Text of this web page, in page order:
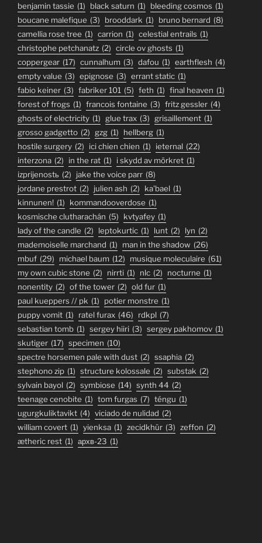
benjamin tassie (1) black saturn (1) bleeding cosmos (1)
boucane malefique (3) brooddark (1) bruno bernard (8)
camellia rose tree (1) carrion (1) celestial entrails (1)
christophe petchanatz (2) circle ov ghosts (1)
coppergear (17) cunnalhum (3) dafou (1) earthflesh (4)
empty value (3) epignose (3) errant static (1)
fabio keiner (3) fabriker 101 (5) feth (1) final heaven (1)
forest of frogs (1) francois fontaine (3) fritz gessler (4)
ghosts of electricity (1) glue trax (3) grisaillement (1)
grosso gadgetto (2) gzg (1) hellberg (1)
hostile surgery (2) ici chien chien (1) ieternal (22)
interzona (2) in the rat (1) i skydd av mörkret (1)
izprijenostь (2) jake the voice parr (8)
jordane prestrot (2) julien ash (2) ka'bael (1)
kinnunen! (1) kommandooverdose (1)
kosmische clutharachán (5) kvtyafey (1)
lady of the candle (2) leptokurtic (1) lunt (2) lyn (2)
mademoiselle marchand (1) man in the shadow (26)
mbuf (29) michael baum (12) musique moleculaire (61)
my own cubic stone (2) nirrti (1) nlc (2) nocturne (1)
nonentity (2) of the tower (2) old fur (1)
paul kueppers // pk (1) potier monstre (1)
puppy vomit (1) ratel furax (46) rdkpl (7)
sebastian tomb (1) sergey hiiri (3) sergey pakhomov (1)
skutiger (17) specimen (10)
spectre horsemen pale with dust (2) ssaphia (2)
stephono zip (1) structure kolossale (2) substak (2)
sylvain bayol (2) symbiose (14) synth 44 (2)
teenage cenobite (1) tom furgas (7) téngu (1)
ugurgkuliktavikt (4) viciado de nulidad (2)
william covert (1) yienksa (1) zecidkhür (3) zeffon (2)
ætheric rest (1) архв-23 (1)